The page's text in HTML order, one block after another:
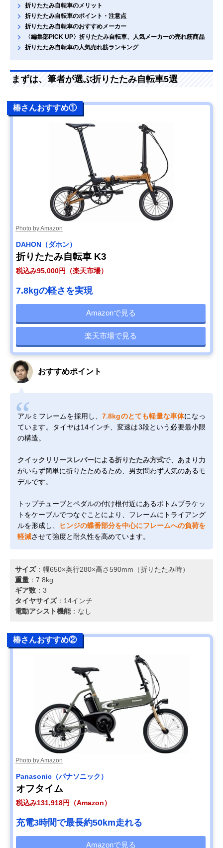
折りたたみ自転車のメリット
折りたたみ自転車のポイント・注意点
折りたたみ自転車のおすすめメーカー
〈編集部PICK UP〉折りたたみ自転車、人気メーカーの売れ筋商品
折りたたみ自転車の人気売れ筋ランキング
まずは、筆者が選ぶ折りたたみ自転車5選
椿さんおすすめ①
Photo by Amazon
DAHON（ダホン）
折りたたみ自転車 K3
税込み95,000円（楽天市場）
7.8kgの軽さを実現
Amazonで見る
楽天市場で見る
おすすめポイント
アルミフレームを採用し、7.8kgのとても軽量な車体になっ
ています。タイヤは14インチ、変速は3段という必要最小限
の構造。
クイックリリースレバーによる折りたたみ方式で、あまり力
がいらず簡単に折りたためるため、男女問わず人気のあるモ
デルです。
トップチューブとペダルの付け根付近にあるボトムブラケッ
トをケーブルでつなぐことにより、フレームにトライアング
ルを形成し、
ヒンジの蝶番部分を中心にフレームへの負荷を
軽減させて強度と耐久性を高めています。
サイズ：幅650×奥行280×高さ590mm（折りたたみ時）
重量 ：7.8kg
ギア数 ：3
タイヤサイズ：14インチ
電動アシスト機能：なし
椿さんおすすめ②
Photo by Amazon
Panasonic（パナソニック）
オフタイム
税込み131,918円（Amazon）
充電3時間で最長約50km走れる
Amazonで見る